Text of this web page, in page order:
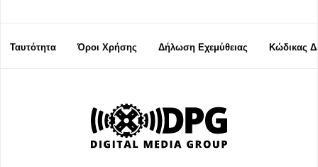
Ταυτότητα Όροι Χρήσης Δήλωση Εχεμύθειας Κώδικας